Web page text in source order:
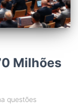
Milhões
questões